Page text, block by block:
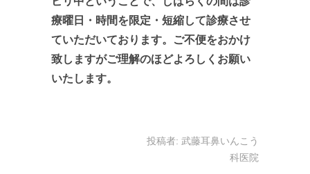
療曜日・時間を限定・短縮して診療させ
ていただいております。ご不便をおかけ
致しますがご理解のほどよろしくお願い
いたします。
投稿者: 武藤耳鼻いんこう
科医院